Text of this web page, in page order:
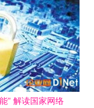
” 解读国家网络